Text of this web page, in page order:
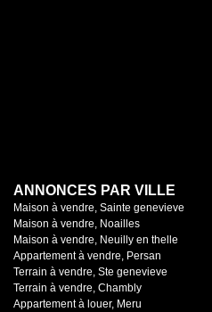
ANNONCES PAR VILLE
Maison à vendre, Sainte genevieve
Maison à vendre, Noailles
Maison à vendre, Neuilly en thelle
Appartement à vendre, Persan
Terrain à vendre, Ste genevieve
Terrain à vendre, Chambly
Appartement à louer, Meru